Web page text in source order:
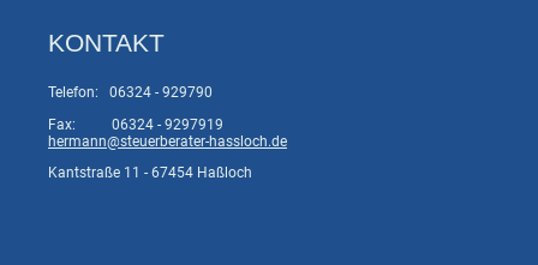
KONTAKT
Telefon: 06324 - 929790
Fax: 06324 - 9297919
hermann@steuerberater-hassloch.de
Kantstraße 11 - 67454 Haßloch